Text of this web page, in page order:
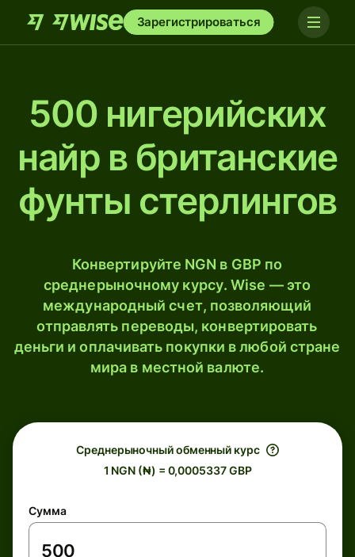
Зарегистрироваться
500 нигерийских
найр в британские
фунты стерлингов
Конвертируйте NGN в GBP по
среднерыночному курсу. Wise — это
международный счет, позволяющий
отправлять переводы, конвертировать
деньги и оплачивать покупки в любой стране
мира в местной валюте.
Среднерыночный обменный курс
1 NGN (₦) = 0,0005337 GBP
Сумма